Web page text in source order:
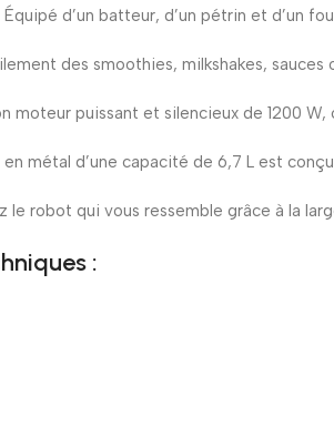
Équipé d’un batteur, d’un pétrin et d’un
des smoothies, milkshakes, sauces
moteur puissant et silencieux de 1200
en métal d’une capacité de 6,7 L est
le robot qui vous ressemble grâce à la
: